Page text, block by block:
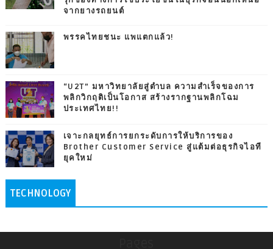
จากยางรถยนต์
พรรคไทยชนะ แพแตกแล้ว!
“U2T” มหาวิทยาลัยสู่ตำบล ความสำเร็จของการ
พลิกวิกฤติเป็นโอกาส สร้างรากฐานพลิกโฉม
ประเทศไทย!!
เจาะกลยุทธ์การยกระดับการให้บริการของ
Brother Customer Service สู่แต้มต่อธุรกิจไอที
ยุคใหม่
TECHNOLOGY